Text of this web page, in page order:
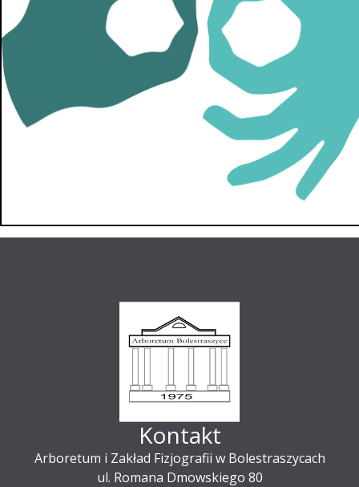
Kontakt
Arboretum i Zakład Fizjografii w Bolestraszycach
ul. Romana Dmowskiego 80